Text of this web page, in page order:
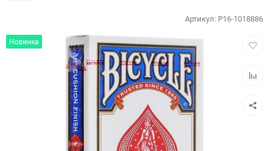
Новинка
Артикул: P16-1018886